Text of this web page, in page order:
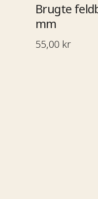
Brugte
mm​​​​‌ ‍ ​‍​‍‌‍ ‌ ​‍‌‍‍‌‌‍‌ ‌‍‍‌‌‍ ‍​‍​‍​ ‍‍​‍​‍‌ ​ ‌‍​‌‌‍ ‍‌‍‍‌‌ ‌​‌ ‍‌​‍ ‍‌‍‍‌‌‍ ​‍​‍​‍ ​​‍​‍‌‍‍​‌ ​‍‌‍‌‌‌‍‌‍​‍​‍​ ‍‍​‍​‍‌ ​ ‌ ‌‌‌ ​​‌‍‌‌‌ ​‍​‍ ‌‌‍ ​‌‍ ‌‍‌ ‌‍‍‌‌‍ ‍​‍ ‌‍‍‌‌‍ ‍‌ ‌​‌‍‌‌‌‍ ‍‌ ‌​​‍ ‌‍‌‌‌‍‌​‌‍‍‌‌ ‌​​‍ ‌‍ ‌‌‍ ‌‍‌​‌‍‌‌​ ‌‌ ​​‌ ​‍‌‍‌‌‌ ​ ‌‍‌‌‌‍ ‍‌ ‌​‌‍​‌‌ ‌​‌‍‍‌‌‍ ‌‍ ‍​ ‍ ‌‍‍‌‌‍‌​​ ‌‌ ​ ‌‍‍​‌‍ ‌ ​​‌‍‍‌‌‍‌‍‌ ‍‌‌‌​​‌ ​‍‌‍ ‌‍‌​‌ ‌‌‌‍​ ‌ ‌​​‍ ‌​ ‌ ​ ​​​ ​‌​ ​‍​ ​ ​ ​‍​ ​‌​ ​ ​ ​‍​ ‍‌​ ​ ​ ‌‌​ ‍‌​ ‍ ‌ ‌​‌ ‍‌‌ ​​‌‍‌‌​ ‌‌ ​​‌ ​‍‌‍ ‌‍‌​‌ ‌‌‌‍​ ‌ ‌​​ ‍ ‌ ​​‌‍​‌‌ ‌​‌‍‍​​ ‌‌ ​ ‌ ‌​‌‍ ‌ ​‍‌‍‌‌​‍ ‍‌ ‌​‌‍‍‌‌ ‌​‌‍ ​‌‍‌‌​ ‌‍​‍‌‍​‌‌ ​ ‌‍‌‌‌‌‌‌‌ ​‍‌‍ ​​ ‌‌ ​ ‌ ‌‌‌ ​​‌‍‌‌‌ ​‍​‍ ‌‌‍ ​‌‍ ‌‍‌ ‌‍‍‌‌‍ ‍​‍‌‍‌‍‍‌‌‍‌​​ ‌‌ ​ ‌‍‍​‌‍ ‌ ​​‌‍‍‌‌‍‌‍‌ ‍‌‌‌​​‌ ​‍‌‍ ‌‍‌​‌ ‌‌‌‍​ ‌ ‌​​‍ ‌​ ‌ ​ ​​​ ​‌​ ​‍​ ​ ​ ​‍​ ​‌​ ​ ​ ​‍​ ‍‌​ ​ ​ ‌‌​ ‍‌​‍‌‍‌ ‌​‌ ‍‌‌ ​​‌‍‌‌​ ‌‌ ​​‌ ​‍‌‍ ‌‍‌​‌ ‌‌‌‍​ ‌ ‌​​‍‌‍‌ ​​‌‍​‌‌ ‌​‌‍‍​​ ‌‌ ​ ‌ ‌​‌‍ ‌ ​‍‌‍‌‌​‍ ‍‌ ‌​‌‍‍‌‌ ‌​‌‍ ​‌‍‌‌​‍‌‍‌ ​​‌‍‌‌‌ ​‍‌ ​ ‌ ​​‌‍‌‌‌‍​ ‌ ‌​‌‍‍‌‌ ‌‍‌‍‌‌​ ‌‌ ​​‌ ‌‌‌‍​‍‌‍ ​‌‍‍‌‌ ​ ‌‍‍​‌‍‌‌‌‍‌​​‍​‍‌ ‌
55,00 kr